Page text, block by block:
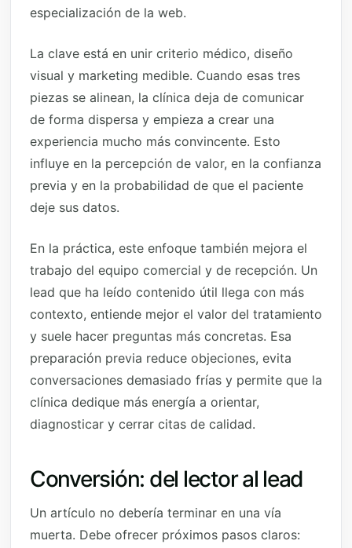
especialización de la web.
La clave está en unir criterio médico, diseño
visual y marketing medible. Cuando esas tres
piezas se alinean, la clínica deja de comunicar
de forma dispersa y empieza a crear una
experiencia mucho más convincente. Esto
influye en la percepción de valor, en la confianza
previa y en la probabilidad de que el paciente
deje sus datos.
En la práctica, este enfoque también mejora el
trabajo del equipo comercial y de recepción. Un
lead que ha leído contenido útil llega con más
contexto, entiende mejor el valor del tratamiento
y suele hacer preguntas más concretas. Esa
preparación previa reduce objeciones, evita
conversaciones demasiado frías y permite que la
clínica dedique más energía a orientar,
diagnosticar y cerrar citas de calidad.
Conversión: del lector al lead
Un artículo no debería terminar en una vía
muerta. Debe ofrecer próximos pasos claros: